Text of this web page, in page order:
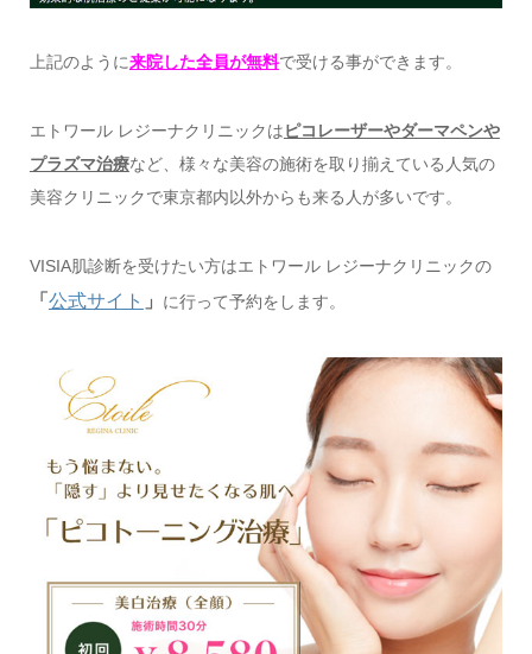
上記のように来院した全員が無料で受ける事ができます。
エトワール レジーナクリニックはピコレーザーやダーマペンや
プラズマ治療など、様々な美容の施術を取り揃えている人気の
美容クリニックで東京都内以外からも来る人が多いです。
VISIA肌診断を受けたい方はエトワール レジーナクリニックの
「 公式サイト 」 に行って予約をします。